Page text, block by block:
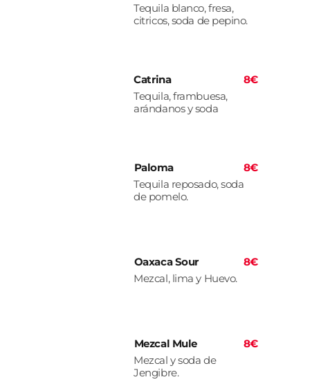
Tequila blanco, fresa,
citricos, soda de pepino.
Catrina
8€
Tequila, frambuesa,
arándanos y soda
Paloma
8€
Tequila reposado, soda
de pomelo.
Oaxaca Sour
8€
Mezcal, lima y Huevo.
Mezcal Mule
8€
Mezcal y soda de
Jengibre.